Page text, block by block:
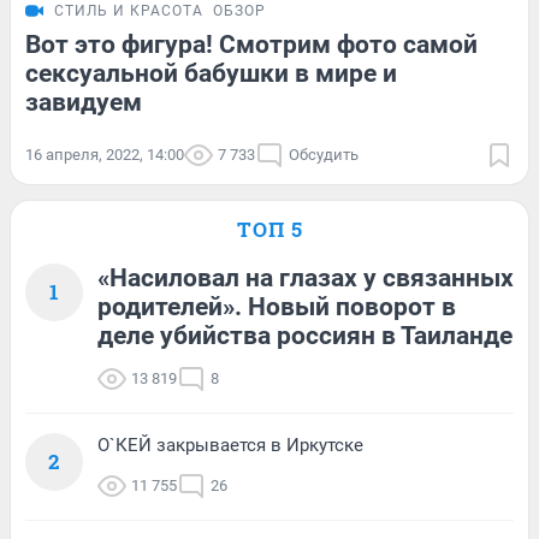
СТИЛЬ И КРАСОТА ОБЗОР
Вот это фигура! Смотрим фото самой
сексуальной бабушки в мире и
завидуем
16 апреля, 2022, 14:00 7 733 Обсудить
ТОП 5
1
«Насиловал на глазах у связанных
родителей». Новый поворот в
деле убийства россиян в Таиланде
13 819 8
2
О`КЕЙ закрывается в Иркутске
11 755 26